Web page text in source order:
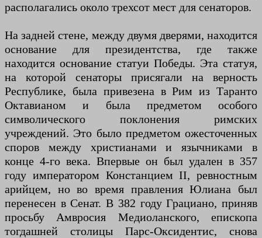
располагались около трехсот мест для сенаторов.
На задней стене, между двумя дверями, находится
основание для президентства, где также
находится основание статуи Победы. Эта статуя,
на которой сенаторы присягали на верность
Республике, была привезена в Рим из Таранто
Октавианом и была предметом особого
символического поклонения римских
учреждений. Это было предметом ожесточенных
споров между христианами и язычниками в
конце 4-го века. Впервые он был удален в 357
году императором Констанцием II, ревностным
арийцем, но во время правления Юлиана был
перенесен в Сенат. В 382 году Грациано, приняв
просьбу Амвросия Медиоланского, епископа
тогдашней столицы Парс-Оксидентис, снова